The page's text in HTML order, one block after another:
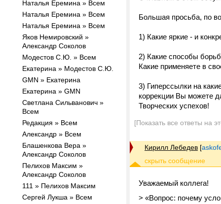
Наталья Еремина » Всем
Наталья Еремина » Всем
Наталья Еремина » Всем
Яков Немировский »
Александр Соколов
Модестов С.Ю. » Всем
Екатерина » Модестов С.Ю.
GMN » Екатерина
Екатерина » GMN
Светлана Сильванович »
Всем
Редакция » Всем
Александр » Всем
Блашенкова Вера »
Александр Соколов
Пелихов Максим »
Александр Соколов
111 » Пелихов Максим
Сергей Лукша » Всем
Большая просьба, по
1) Какие яркие - и
2) Какие способы
Какие применяете в
3) Гиперссылки на
коррекции Вы можете
Творческих успехов!
[Показать все ответы на
Кирилл Лебедев [
Уважаемый коллега!
> «Вопрос: почему